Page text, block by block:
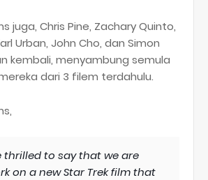
juga, Chris Pine, Zachary Quinto,
Urban, John Cho, dan Simon
kembali, menyambung semula
dari 3 filem terdahulu.
thrilled to say that we are
on a new Star Trek film that